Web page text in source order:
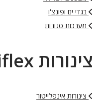
בגדי ים ופונצ'ו
מערכות סגורות
צינורות Miflex
צינורות אינפלייטור